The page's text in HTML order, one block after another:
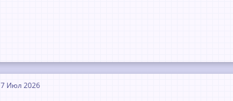
7 Июл 2026